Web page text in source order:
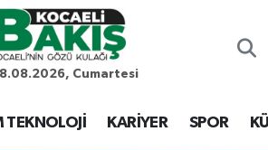
Cumartesi
TEKNOLOJİ KARİYER SPOR
Eczaneler
Durumu